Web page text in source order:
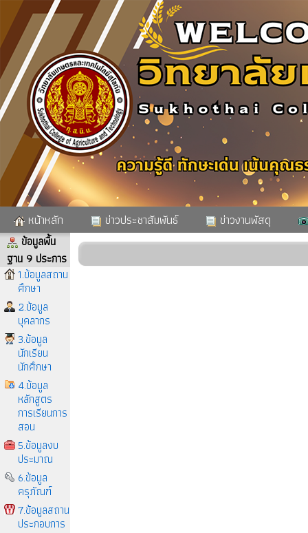
หน้าหลัก ข่าวประชาสัมพันธ์ ข่าวงานพัสดุ
ข้อมูลพื้น
ฐาน 9 ประการ
1.ข้อมูลสถาน
ศึกษา
2.ข้อมูล
บุคลากร
3.ข้อมูล
นักเรียน
นักศึกษา
4.ข้อมูล
หลักสูตร
การเรียนการ
สอน
5.ข้อมูลงบ
ประมาณ
6.ข้อมูล
ครุภัณฑ์
7.ข้อมูลสถาน
ประกอบการ